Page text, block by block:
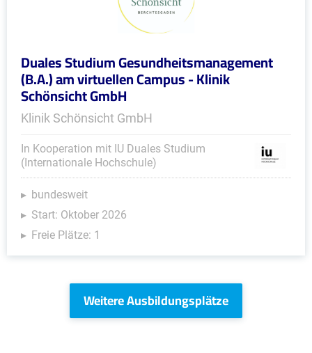
Duales Studium Gesundheitsmanagement
(B.A.) am virtuellen Campus - Klinik
Schönsicht GmbH
Klinik Schönsicht GmbH
In Kooperation mit IU Duales Studium
(Internationale Hochschule)
bundesweit
Start: Oktober 2026
Freie Plätze: 1
Weitere Ausbildungsplätze